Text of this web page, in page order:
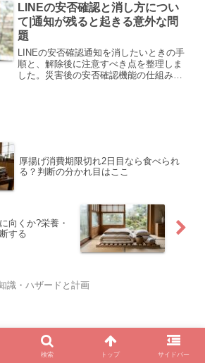
LINEの安否確認と消し方につい
て|通知が残ると起きる意外な問
題
LINEの安否確認通知を消したいときの手
順と、解除後に注意すべき点を整理しま
した。災害後の安否確認機能の仕組みか
厚揚げ消費期限切れ2日目なら食べられ
る？判断の分かれ目はここ
向くか?栄養・
する
識・ハザードと計画
検索 トップ サイドバー